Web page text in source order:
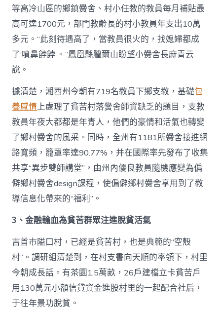
等高冷山區的鄉鎮黌舍、村小任教的教員每月補貼最
高可達1700元，部門教齡長的村小教員年支出10萬
多元。“此刻待遇高了，當教員很火的，找媳婦都成
了‘噴鼻餑餑’。”鳳凰縣臘爾山盼望小黌舍長麻青云
說。
據清楚，湘西州今朝有719名教員下鄉支教，基礎包
養感情上處理了貧苦村落黌舍師資缺乏的題目，支教
教員年夜大都都是年青人，他們的豪情和活氣也轉變
了鄉村黌舍的風采。同時，全州有1181所黌舍接進網
路寬頻，籠罩率達90.77%，并在國際率先發布了收集
共享“異步雙師講堂”，由州內優良教員隨機應變為偏
僻鄉村黌舍design課程，使偏僻鄉村黌舍享用到了教
導信息化帶來的“福利”。
3、金融輸血為貧苦群眾注進脫貧活氣
吉首市隘口村，已經是貧苦村，也是典範的“空殼
村”。調研組清楚到，在村支書向天順的率領下，村里
今朝成長話。有茶園1.5萬畝，26戶建檔立卡貧苦戶
用130萬元小額信貸資金進股村里的一起配合社后，
于往年景功脫貧。